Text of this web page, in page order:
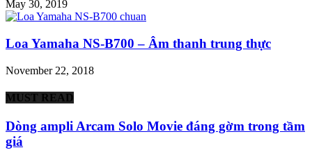
May 30, 2019
Loa Yamaha NS-B700 – Âm thanh trung thực
November 22, 2018
MUST READ
Dòng ampli Arcam Solo Movie đáng gờm trong tầm
giá